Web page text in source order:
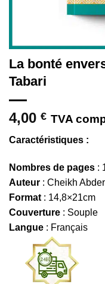
La bonté
Tabari
4,00 € TVA
Caractéristiques :
Nombres de pages :
Auteur : Cheikh
Format : 14,8×21cm
Couverture : Souple
Langue : Français